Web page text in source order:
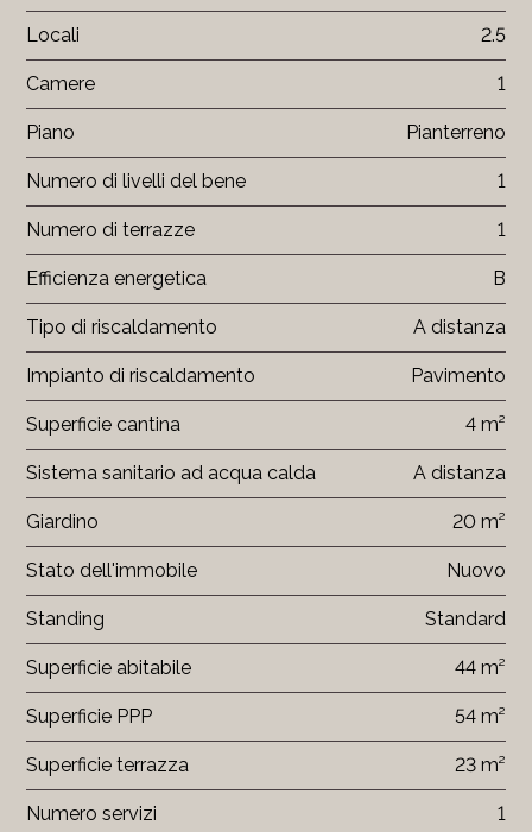
Locali 2.5
Camere 1
Piano Pianterreno
Numero di livelli del bene 1
Numero di terrazze 1
Efficienza energetica B
Tipo di riscaldamento A distanza
Impianto di riscaldamento Pavimento
Superficie cantina 4 m²
Sistema sanitario ad acqua calda A distanza
Giardino 20 m²
Stato dell'immobile Nuovo
Standing Standard
Superficie abitabile 44 m²
Superficie PPP 54 m²
Superficie terrazza 23 m²
Numero servizi 1